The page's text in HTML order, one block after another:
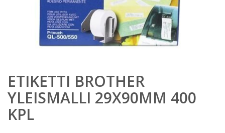
ETIKETTI BROTHER
YLEISMALLI 29X90MM 400
KPL